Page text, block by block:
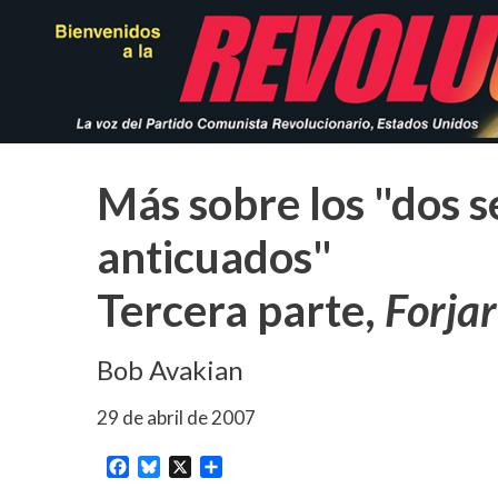
Más sobre los "dos
anticuados"
Tercera parte,
Bob Avakian
29 de abril de 2007
Facebook
Bluesky
X